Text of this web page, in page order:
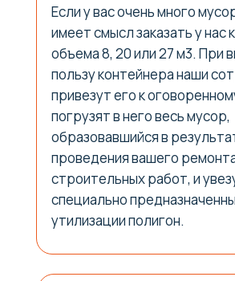
Если у вас очень много
имеет смысл заказать у нас
объема 8, 20 или 27 м3. При
пользу контейнера наши
привезут его к
погрузят в него весь мусор,
образовавшийся в
проведения вашего
строительных работ, и
специально
утилизации полигон.